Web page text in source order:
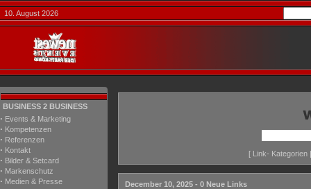
10. August 2026
BUSINESS 2 BUSINESS
· Events & Marketing
· Kompetenzen
· Referenzen
· Kontakt
· Bilder & Setcard
· Markenschutz
· Medien & Presse
[ Link- Kategorien
December 10, 2025 - 0 Neue Links